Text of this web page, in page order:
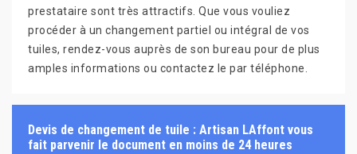
prestataire sont très attractifs. Que vous vouliez
procéder à un changement partiel ou intégral de vos
tuiles, rendez-vous auprès de son bureau pour de plus
amples informations ou contactez le par téléphone.
Devis de changement de tuile : Artisan LAffont vous
fait parvenir le document en moins de 24 heures